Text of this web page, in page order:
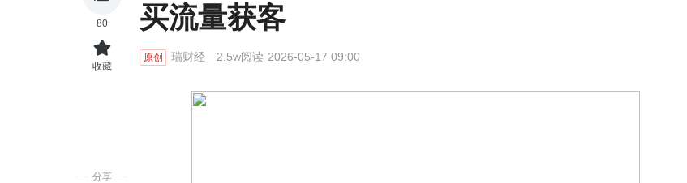
买流量获客
原创 瑞财经 2.5w阅读 2026-05-17 09:00
80
收藏
分享